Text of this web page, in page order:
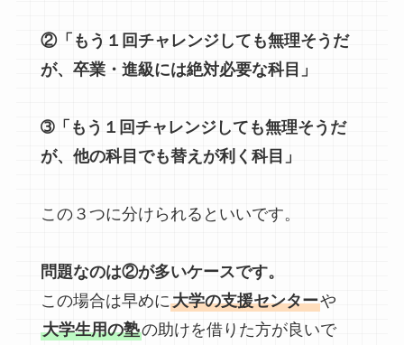
②「もう１回チャレンジしても無理そうだ
が、卒業・進級には絶対必要な科目」
➂「もう１回チャレンジしても無理そうだ
が、他の科目でも替えが利く科目」
この３つに分けられるといいです。
問題なのは②が多いケースです。
この場合は早めに大学の支援センターや
大学生用の塾の助けを借りた方が良いで